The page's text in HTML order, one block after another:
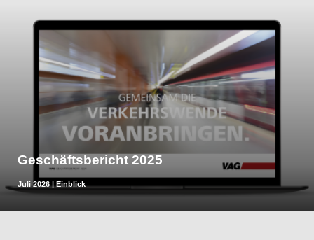
Geschäftsbericht 2025
Juli 2026 | Einblick